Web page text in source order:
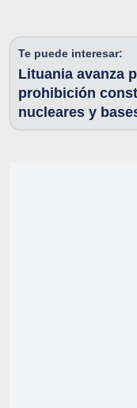
Te puede interesar:
Lituania avanza
prohibición
nucleares y